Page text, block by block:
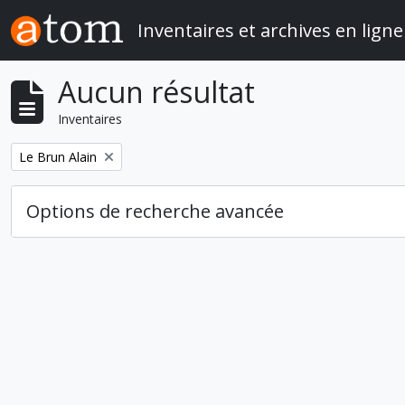
Skip to main content
Inventaires et archives en ligne
Aucun résultat
Inventaires
Remove filter:
Le Brun Alain
Options de recherche avancée